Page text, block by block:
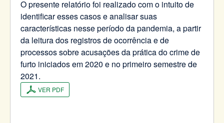
O presente relatório foi realizado com o intuito de
identificar esses casos e analisar suas
características nesse período da pandemia, a partir
da leitura dos registros de ocorrência e de
processos sobre acusações da prática do crime de
furto iniciados em 2020 e no primeiro semestre de
2021.
VER PDF